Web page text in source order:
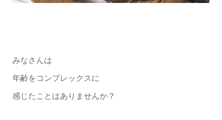
みなさんは
年齢をコンプレックスに
感じたことはありませんか？